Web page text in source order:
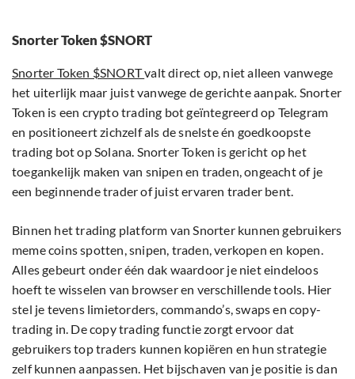
Snorter Token $SNORT
Snorter Token $SNORTvalt direct op, niet alleen vanwege
het uiterlijk maar juist vanwege de gerichte aanpak. Snorter
Token is een crypto trading bot geïntegreerd op Telegram
en positioneert zichzelf als de snelste én goedkoopste
trading bot op Solana. Snorter Token is gericht op het
toegankelijk maken van snipen en traden, ongeacht of je
een beginnende trader of juist ervaren trader bent.
Binnen het trading platform van Snorter kunnen gebruikers
meme coins spotten, snipen, traden, verkopen en kopen.
Alles gebeurt onder één dak waardoor je niet eindeloos
hoeft te wisselen van browser en verschillende tools. Hier
stel je tevens limietorders, commando’s, swaps en copy-
trading in. De copy trading functie zorgt ervoor dat
gebruikers top traders kunnen kopiëren en hun strategie
zelf kunnen aanpassen. Het bijschaven van je positie is dan